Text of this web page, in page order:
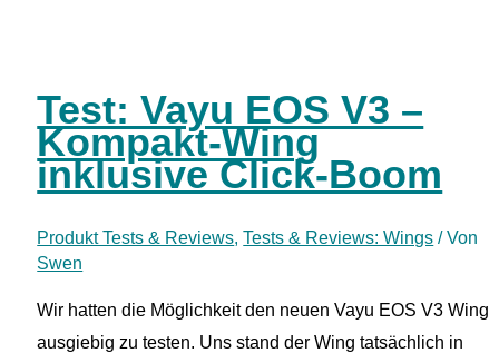
Test: Vayu EOS V3 –
Kompakt-Wing
inklusive Click-Boom
Produkt Tests & Reviews ,Tests & Reviews: Wings / Von
Swen
Wir hatten die Möglichkeit den neuen Vayu EOS V3 Wing
ausgiebig zu testen. Uns stand der Wing tatsächlich in